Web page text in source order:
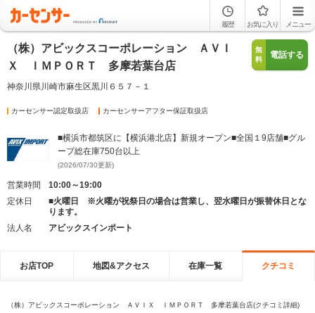
履歴 お気に入り メニュー
（株）アビックスコーポレーション ＡＶＩ
Ｘ ＩＭＰＯＲＴ 多摩若葉台店
神奈川県川崎市麻生区黒川６５７－１
無
料
電話する
カーセンサー認定取扱店 カーセンサーアフター保証取扱店
■横浜市都筑区に【横浜港北店】新規オープン■全国１9店舗■グル
ープ総在庫750台以上
(2026/07/30更新)
営業時間
10:00～19:00
定休日
■火曜日 ※火曜が祝祭日の場合は営業し、翌水曜日が振替休日とな
ります。
法人名
アビックスインポート
お店TOP 地図&アクセス 在庫一覧 クチコミ
（株）アビックスコーポレーション ＡＶＩＸ ＩＭＰＯＲＴ 多摩若葉台店(クチコミ詳細)